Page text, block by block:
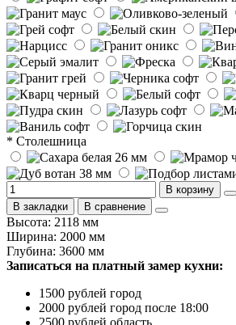
* Столешница
В корзину
В закладки
В сравнение
Высота: 2118 мм
Ширина: 2000 мм
Глубина: 3600 мм
Записаться на платный замер кухни:
1500 рублей город
2000 рублей город после 18:00
2500 рублей область